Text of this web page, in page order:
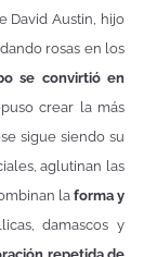
David Austin, hijo
rosas en los
se convirtió en
crear la más
sigue siendo su
aglutinan las
la forma y
damascos y